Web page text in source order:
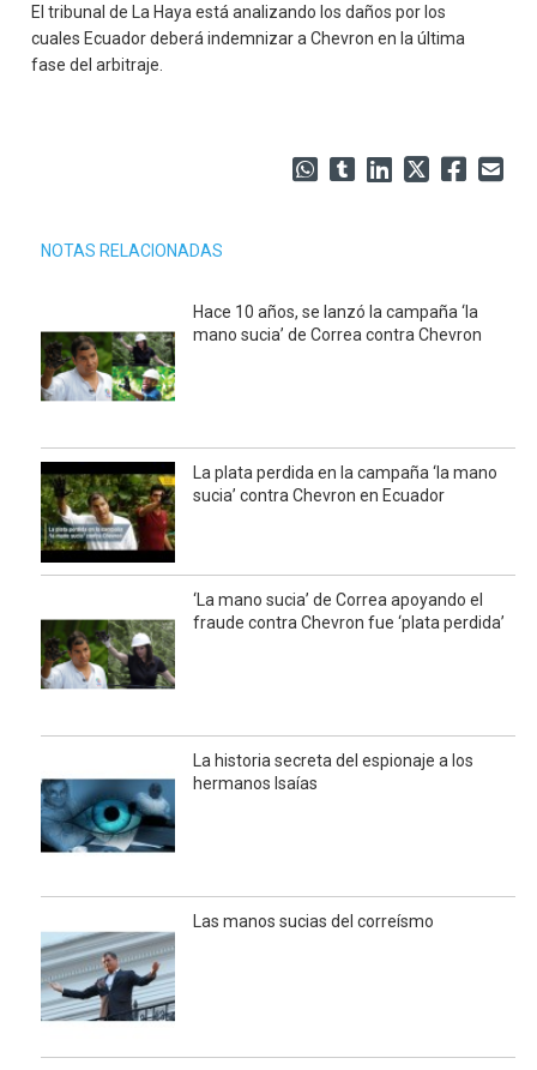
El tribunal de La Haya está analizando los daños por los
cuales Ecuador deberá indemnizar a Chevron en la última
fase del arbitraje.
NOTAS RELACIONADAS
Hace 10 años, se lanzó la campaña ‘la
mano sucia’ de Correa contra Chevron
La plata perdida en la campaña ‘la mano
sucia’ contra Chevron en Ecuador
‘La mano sucia’ de Correa apoyando el
fraude contra Chevron fue ‘plata perdida’
La historia secreta del espionaje a los
hermanos Isaías
Las manos sucias del correísmo